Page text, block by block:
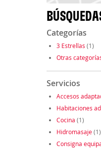
Categorías
3 Estrellas (1)
Otras
Servicios
Accesos
Habitaciones
Cocina (1)
Hidromasaje(1)
Consigna